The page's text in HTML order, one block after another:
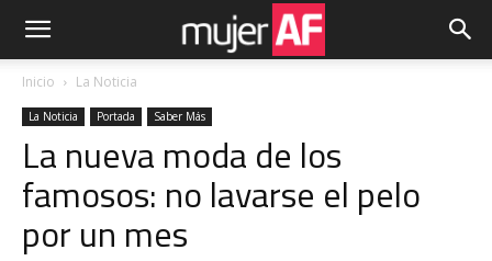
Inicio La Noticia
La Noticia Portada Saber Más
La nueva moda de los
famosos: no lavarse el pelo
por un mes